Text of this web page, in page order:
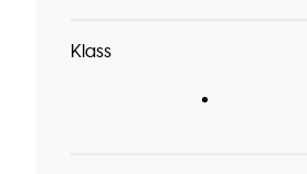
Klass